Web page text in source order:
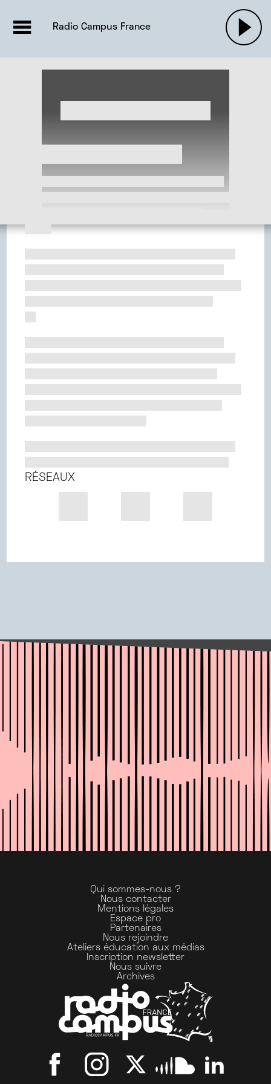
ACTUALITÉS
EMISSIONS |
PODCASTS
Radio Campus France
RÉSEAUX
Qui sommes-nous ?
Nous contacter
Mentions légales
Espace pro
Partenaires
Nous rejoindre
Ateliers éducation aux médias
Inscription newsletter
Nous suivre
Archives